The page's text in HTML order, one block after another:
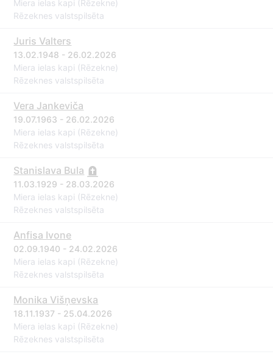
Miera ielas kapi (Rēzekne)
Rēzeknes valstspilsēta
Juris Valters
13.02.1948 - 26.02.2026
Miera ielas kapi (Rēzekne)
Rēzeknes valstspilsēta
Vera Jankeviča
19.07.1963 - 26.02.2026
Miera ielas kapi (Rēzekne)
Rēzeknes valstspilsēta
Stanislava Bula
11.03.1929 - 28.03.2026
Miera ielas kapi (Rēzekne)
Rēzeknes valstspilsēta
Anfisa Ivone
02.09.1940 - 24.02.2026
Miera ielas kapi (Rēzekne)
Rēzeknes valstspilsēta
Monika Višņevska
18.11.1937 - 25.04.2026
Miera ielas kapi (Rēzekne)
Rēzeknes valstspilsēta